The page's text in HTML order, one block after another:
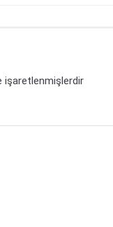
işaretlenmişlerdir